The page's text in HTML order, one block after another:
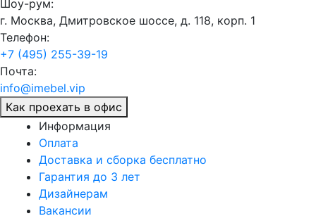
Шоу-рум:
г. Москва, Дмитровское шоссе, д. 118, корп. 1
Телефон:
+7 (495) 255-39-19
Почта:
info@imebel.vip
Как проехать в офис
Информация
Оплата
Доставка и сборка бесплатно
Гарантия до 3 лет
Дизайнерам
Вакансии